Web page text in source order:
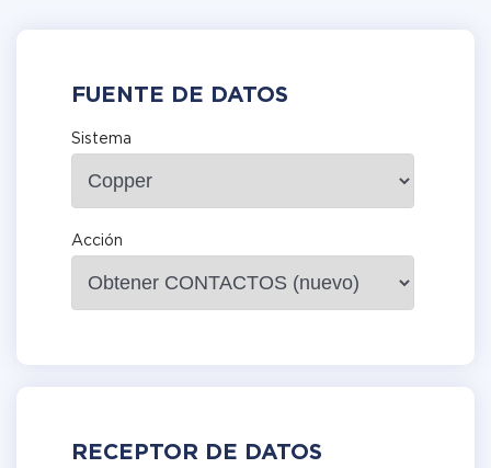
FUENTE DE DATOS
Sistema
Acción
RECEPTOR DE DATOS